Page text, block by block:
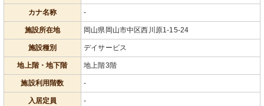
カナ名称 -
施設所在地 岡山県岡山市中区西川原1-15-24
施設種別 デイサービス
地上階・地下階 地上階3階
施設利用階数 -
入居定員 -